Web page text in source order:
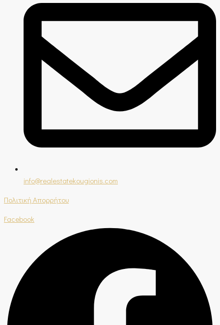
info@realestatekougionis.com
Πολιτική Απορρήτου
Facebook